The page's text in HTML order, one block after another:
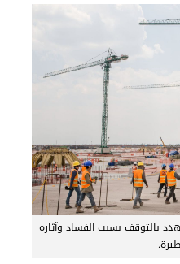
بالتوقف بسبب الفساد وآثاره